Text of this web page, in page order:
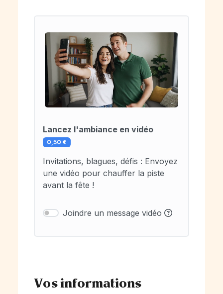
Lancez l'ambiance en vidéo
0,50 €
Invitations, blagues, défis : Envoyez
une vidéo pour chauffer la piste
avant la fête !
Joindre un message vidéo
Vos informations